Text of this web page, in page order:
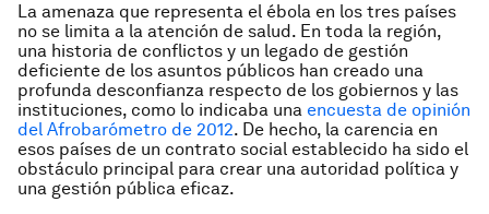
La amenaza que representa el ébola en los tres países
no se limita a la atención de salud. En toda la región,
una historia de conflictos y un legado de gestión
deficiente de los asuntos públicos han creado una
profunda desconfianza respecto de los gobiernos y las
instituciones, como lo indicaba una encuesta de opinión
del Afrobarómetro de 2012. De hecho, la carencia en
esos países de un contrato social establecido ha sido el
obstáculo principal para crear una autoridad política y
una gestión pública eficaz.